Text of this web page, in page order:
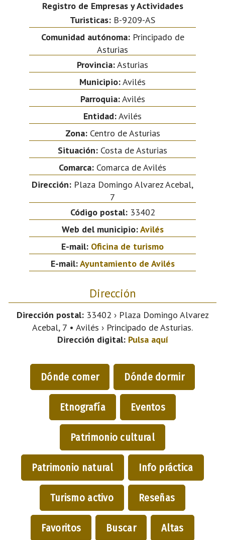
Registro de Empresas y Actividades
Turisticas: B-9209-AS
Comunidad autónoma:Principado de
Asturias
Provincia:Asturias
Municipio:Avilés
Parroquia:Avilés
Entidad:Avilés
Zona:Centro de Asturias
Situación: Costa de Asturias
Comarca: Comarca de Avilés
Dirección: Plaza Domingo Alvarez Acebal,
7
Código postal:33402
Web del municipio:Avilés
E-mail: Oficina de turismo
E-mail:Ayuntamiento de Avilés
Dirección
Dirección postal:33402 › Plaza Domingo Alvarez
Acebal, 7 • Avilés › Principado de Asturias.
Dirección digital: Pulsa aquí
Dónde comer Dónde dormir
Etnografía Eventos
Patrimonio cultural
Patrimonio natural Info práctica
Turismo activo Reseñas
Favoritos Buscar Altas